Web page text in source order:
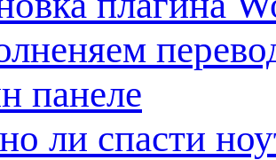
панеле
ли спасти